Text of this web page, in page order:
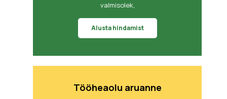
valmisolek,
Alusta hindamist
Tööheaolu aruanne